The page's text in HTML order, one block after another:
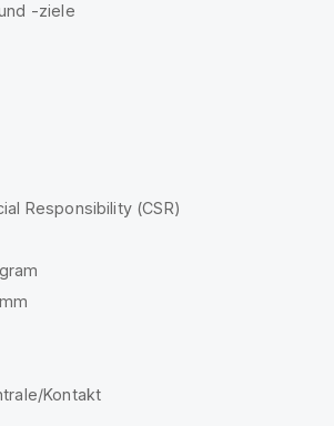
-ziele
Responsibility (CSR)
Kontakt